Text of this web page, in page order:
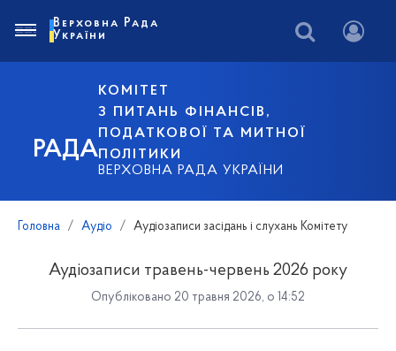
РАДА
КОМІТЕТ
З ПИТАНЬ ФІНАНСІВ,
ПОДАТКОВОЇ ТА МИТНОЇ
ПОЛІТИКИ
ВЕРХОВНА РАДА УКРАЇНИ
Верховна Рада
України
Головна Аудіо Аудіозаписи засідань і слухань Комітету
Аудіозаписи травень-червень 2026 року
Опубліковано 20 травня 2026, о 14:52